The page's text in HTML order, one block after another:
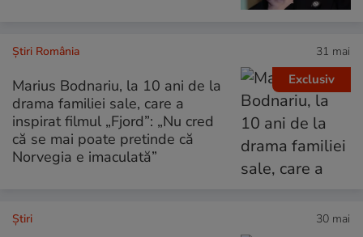
Exclusiv
Știri România 31 mai
Marius Bodnariu, la 10 ani de la
drama familiei sale, care a
inspirat filmul „Fjord”: „Nu cred
că se mai poate pretinde că
Norvegia e imaculată”
Ştiri 30 mai